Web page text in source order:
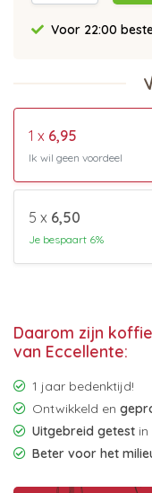
Voor 22:00
1 x 6,95
Ik wil geen voordeel
5 x 6,50
Je bespaart 6%
Daarom zijn
van Eccellente:
1 jaar bedenktijd!
Ontwikkeld en
Uitgebreid getest
Beter voor het